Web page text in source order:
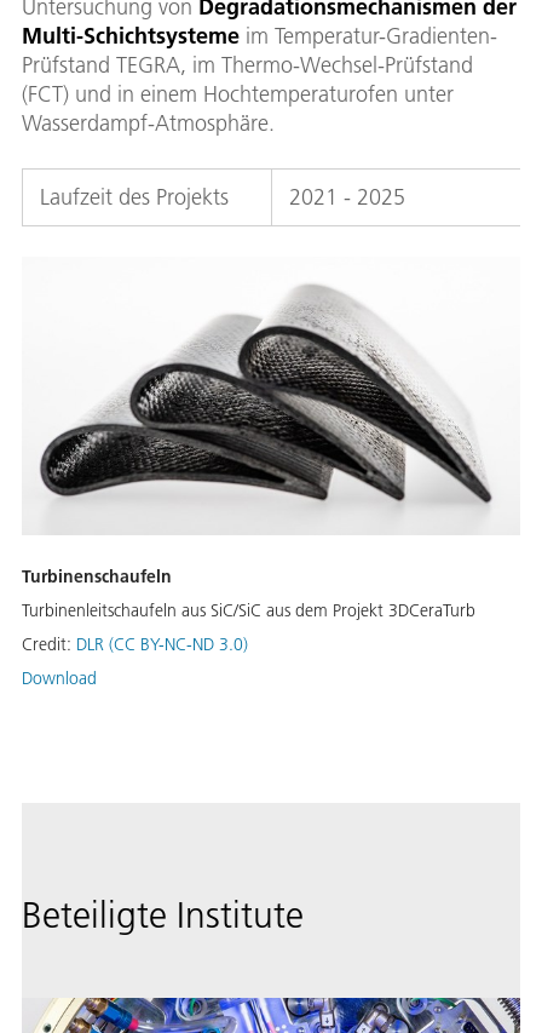
Untersuchung von Degradationsmechanismen der
Multi-Schichtsysteme im Temperatur-Gradienten-
Prüfstand TEGRA, im Thermo-Wechsel-Prüfstand
(FCT) und in einem Hochtemperaturofen unter
Wasserdampf-Atmosphäre.
Laufzeit des Projekts 2021 - 2025
Turbinenschaufeln
Turbinenleitschaufeln aus SiC/SiC aus dem Projekt 3DCeraTurb
Credit: DLR (CC BY-NC-ND 3.0)
Download
Beteiligte Institute